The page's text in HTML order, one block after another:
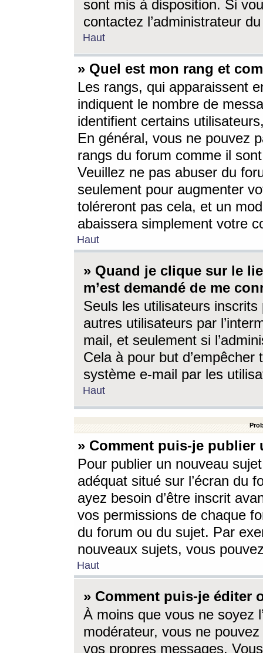
sont mis à disposition. Si
contactez l’administrateur
Haut
» Quel est mon rang et
Les rangs, qui apparaissent
indiquent le nombre de
identifient certains
En général, vous ne pouvez
rangs du forum comme il
Veuillez ne pas abuser du
seulement pour augmenter
toléreront pas cela, et un
abaissera simplement votre
Haut
» Quand je clique sur le
m’est demandé de me
Seuls les utilisateurs
autres utilisateurs par
mail, et seulement si
Cela à pour but
système e-mail par les
Haut
» Comment puis-je
Pour publier un nouveau
adéquat situé sur l’écran du
ayez besoin d’être inscrit
vos permissions de chaque
du forum ou du sujet. Par
nouveaux sujets, vous
Haut
» Comment puis-je éditer
À moins que vous ne soyez
modérateur, vous ne
vos propres messages.